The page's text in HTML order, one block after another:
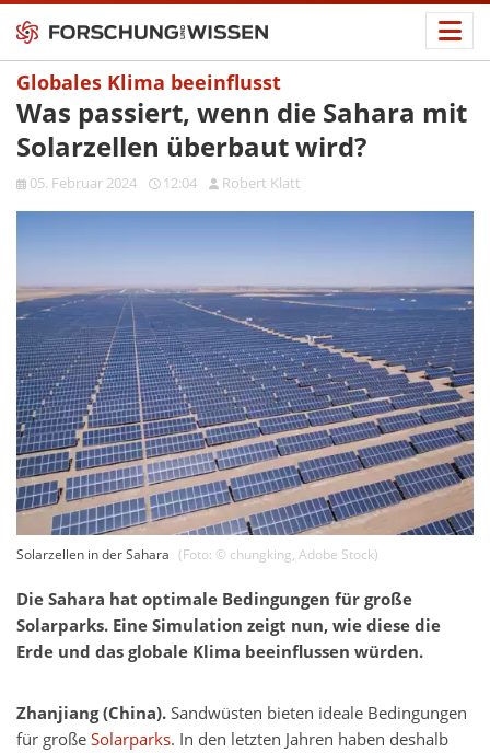
Globales Klima beeinflusst
Was passiert, wenn die Sahara mit
Solarzellen überbaut wird?
05. Februar 2024 12:04 Robert Klatt
Solarzellen in der Sahara (Foto: © chungking, Adobe Stock)
Die Sahara hat optimale Bedingungen für große
Solarparks. Eine Simulation zeigt nun, wie diese die
Erde und das globale Klima beeinflussen würden.
Zhanjiang (China).Sandwüsten bieten ideale Bedingungen
für großeSolarparks. In den letzten Jahren haben deshalb